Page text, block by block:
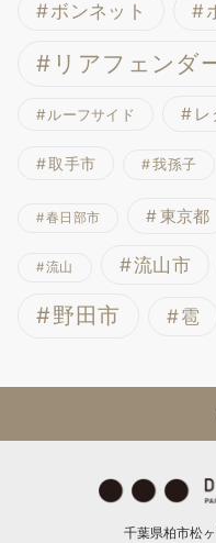
ボンネット
リアフェンダ
ルーフサイド レ
取手市 我孫子
春日部市 東京都
流山 流山市
野田市 雹
千葉県柏市松